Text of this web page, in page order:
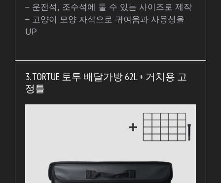
– 운전석, 조수석에 둘 수 있는 사이즈로 제작
– 고양이 모양 자석으로 귀여움과 사용성을
UP
3. TORTUE 토투 배달가방 62L + 거치용 고
정틀